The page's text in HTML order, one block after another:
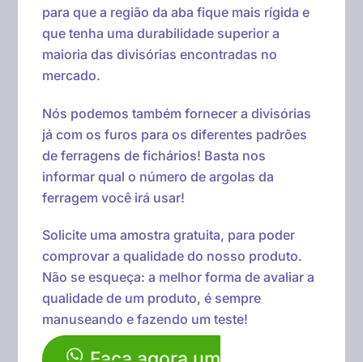
para que a região da aba fique mais rígida e
que tenha uma durabilidade superior a
maioria das divisórias encontradas no
mercado.
Nós podemos também fornecer a divisórias
já com os furos para os diferentes padrões
de ferragens de fichários! Basta nos
informar qual o número de argolas da
ferragem você irá usar!
Solicite uma amostra gratuita, para poder
comprovar a qualidade do nosso produto.
Não se esqueça: a melhor forma de avaliar a
qualidade de um produto, é sempre
manuseando e fazendo um teste!